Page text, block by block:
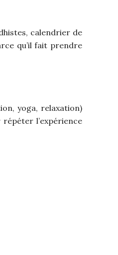
calendrier de
qu’il fait prendre
yoga, relaxation)
l’expérience